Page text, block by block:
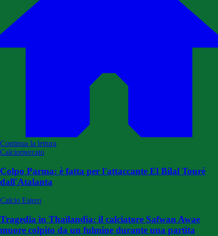
Continua la lettura
Calciomercato
Colpo Parma: è fatta per l'attaccante El Bilal Touré
dall'Atalanta
Calcio Estero
Tragedia in Thailandia: il calciatore Safwan Awae
muore colpito da un fulmine durante una partita